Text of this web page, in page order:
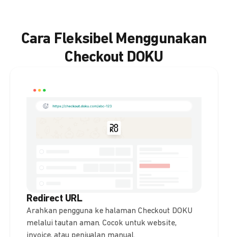
Cara Fleksibel Menggunakan
Checkout DOKU
Redirect URL
Arahkan pengguna ke halaman Checkout DOKU
melalui tautan aman. Cocok untuk website,